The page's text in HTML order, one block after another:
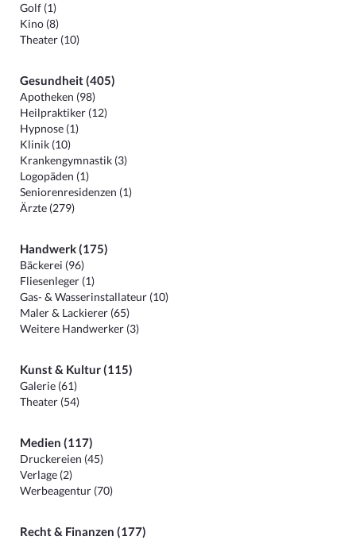
Golf (1)
Kino (8)
Theater (10)
Gesundheit (405)
Apotheken (98)
Heilpraktiker (12)
Hypnose (1)
Klinik (10)
Krankengymnastik (3)
Logopäden (1)
Seniorenresidenzen (1)
Ärzte (279)
Handwerk (175)
Bäckerei (96)
Fliesenleger (1)
Gas- & Wasserinstallateur (10)
Maler & Lackierer (65)
Weitere Handwerker (3)
Kunst & Kultur (115)
Galerie (61)
Theater (54)
Medien (117)
Druckereien (45)
Verlage (2)
Werbeagentur (70)
Recht & Finanzen (177)